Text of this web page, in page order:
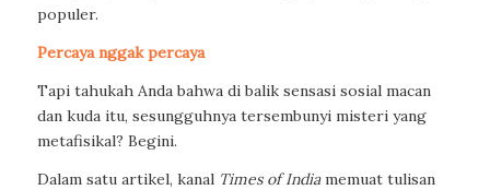
populer.
Percaya nggak percaya
Tapi tahukah Anda bahwa di balik sensasi sosial macan
dan kuda itu, sesungguhnya tersembunyi misteri yang
metafisikal? Begini.
Dalam satu artikel, kanal Times of Indiamemuat tulisan